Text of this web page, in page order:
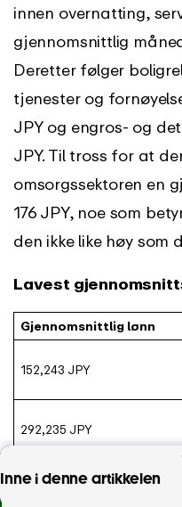
Inne i denne artikkelen
I EARLY , det er alt
innen overnatting,
gjennomsnittlig
Deretter følger
tjenester og
JPY og engros- og
JPY. Til tross for at
omsorgssektoren en
176 JPY, noe som
den ikke like høy som
Lavest
Gjennomsnittlig lønn
152,243 JPY
292,235 JPY
386,031 JPY